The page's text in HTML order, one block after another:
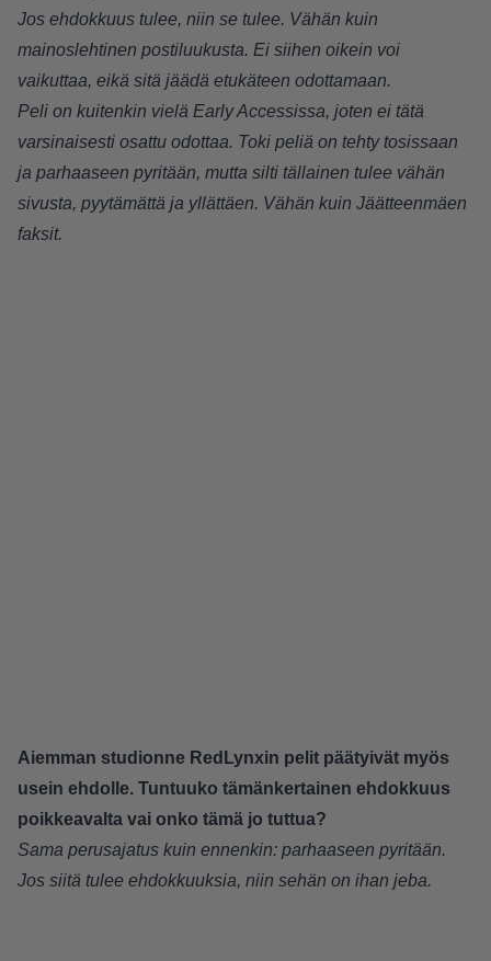
Jos ehdokkuus tulee, niin se tulee. Vähän kuin
mainoslehtinen postiluukusta. Ei siihen oikein voi
vaikuttaa, eikä sitä jäädä etukäteen odottamaan.
Peli on kuitenkin vielä Early Accessissa, joten ei tätä
varsinaisesti osattu odottaa. Toki peliä on tehty tosissaan
ja parhaaseen pyritään, mutta silti tällainen tulee vähän
sivusta, pyytämättä ja yllättäen. Vähän kuin Jäätteenmäen
faksit.
Aiemman studionne RedLynxin pelit päätyivät myös
usein ehdolle. Tuntuuko tämänkertainen ehdokkuus
poikkeavalta vai onko tämä jo tuttua?
Sama perusajatus kuin ennenkin: parhaaseen pyritään.
Jos siitä tulee ehdokkuuksia, niin sehän on ihan jeba.